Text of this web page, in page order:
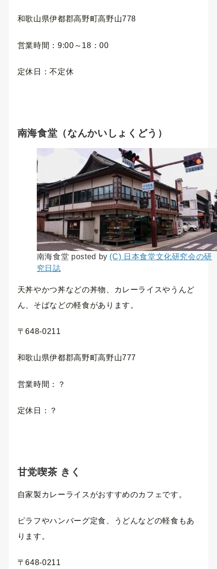
和歌山県伊都郡高野町高野山778
営業時間：9:00～18：00
定休日：不定休
南海食堂（なんかいしょくどう）
南海食堂 posted by (C) 日本食堂文化研究会の研
究日誌
天丼やかつ丼などの丼物、カレーライスやうんど
ん、そばなどの軽食があります。
〒648-0211
和歌山県伊都郡高野町高野山777
営業時間：？
定休日：？
甘党喫茶 きく
自家製カレーライスがおすすめのカフェです。
ピラフやハンバーグ定食、うどんなどの軽食もあ
ります。
〒648-0211